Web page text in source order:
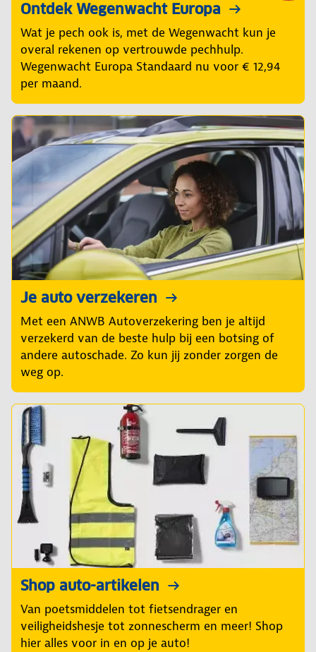
Ontdek Wegenwacht Europa
Wat je pech ook is, met de Wegenwacht kun je
overal rekenen op vertrouwde pechhulp.
Wegenwacht Europa Standaard nu voor € 12,94
per maand.
Je auto verzekeren
Met een ANWB Autoverzekering ben je altijd
verzekerd van de beste hulp bij een botsing of
andere autoschade. Zo kun jij zonder zorgen de
weg op.
Shop auto-artikelen
Van poetsmiddelen tot fietsendrager en
veiligheidshesje tot zonnescherm en meer! Shop
hier alles voor in en op je auto!